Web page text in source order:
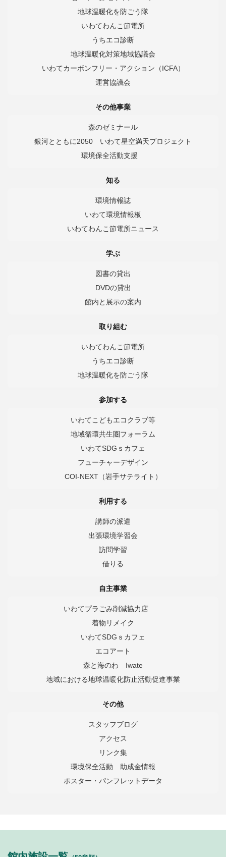
地球温暖化を防ごう隊
いわてわんこ節電所
うちエコ診断
地球温暖化対策地域協議会
いわてカーボンフリー・アクション（ICFA）
運営協議会
その他事業
森のゼミナール
銀河とともに2050 いわて星空満天プロジェクト
環境保全活動支援
知る
環境情報誌
いわて環境情報板
いわてわんこ節電所ニュース
学ぶ
図書の貸出
DVDの貸出
館内と展示の案内
取り組む
いわてわんこ節電所
うちエコ診断
地球温暖化を防ごう隊
参加する
いわてこどもエコクラブ等
地域循環共生圏フォーラム
いわてSDGｓカフェ
フューチャーデザイン
COI-NEXT（岩手サテライト）
利用する
講師の派遣
出張環境学習会
訪問学習
借りる
自主事業
いわてプラごみ削減協力店
着物リメイク
いわてSDGｓカフェ
エコアート
森と海のわ Iwate
地域における地球温暖化防止活動促進事業
その他
スタッフブログ
アクセス
リンク集
環境保全活動 助成金情報
ポスター・パンフレットデータ